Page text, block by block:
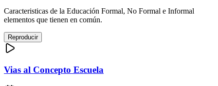
Caracteristicas de la Educación Formal, No Formal e Informal
elementos que tienen en común.
Reproducir
Vias al Concepto Escuela